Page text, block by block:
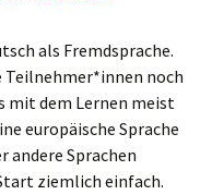
als Fremdsprache.
Teilnehmer*innen noch
mit dem Lernen meist
europäische Sprache
andere Sprachen
ziemlich einfach.